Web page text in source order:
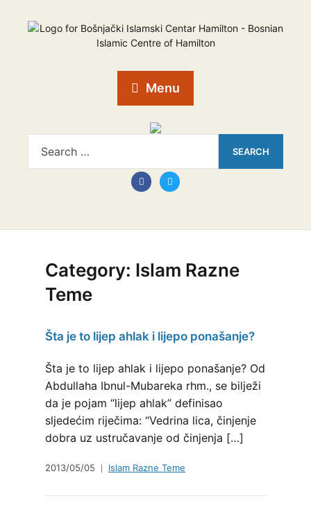
Menu
Category: Islam Razne
Teme
Šta je to lijep ahlak i lijepo ponašanje?
Šta je to lijep ahlak i lijepo ponašanje? Od
Abdullaha Ibnul-Mubareka rhm., se bilježi
da je pojam “lijep ahlak” definisao
sljedećim riječima: “Vedrina lica, činjenje
dobra uz ustručavanje od činjenja […]
2013/05/05 Islam Razne Teme